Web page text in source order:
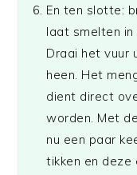
En ten slotte:
laat smelten in
Draai het vuur
heen. Het
dient direct
worden. Met
nu een paar
tikken en deze